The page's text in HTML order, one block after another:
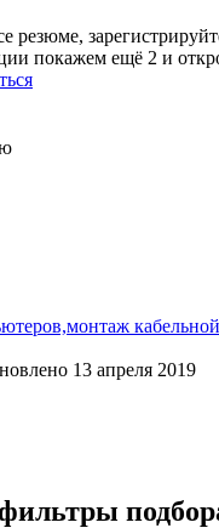
резюме,
покажем ещё 2 и
13 апреля 2019